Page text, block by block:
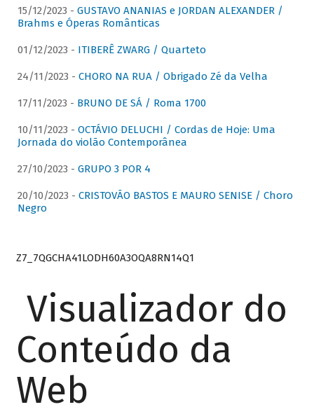
15/12/2023 - GUSTAVO ANANIAS e JORDAN ALEXANDER /
Brahms e Óperas Românticas
01/12/2023 - ITIBERÊ ZWARG / Quarteto
24/11/2023 - CHORO NA RUA / Obrigado Zé da Velha
17/11/2023 - BRUNO DE SÁ / Roma 1700
10/11/2023 - OCTÁVIO DELUCHI / Cordas de Hoje: Uma
Jornada do violão Contemporânea
27/10/2023 - GRUPO 3 POR 4
20/10/2023 - CRISTOVÃO BASTOS E MAURO SENISE / Choro
Negro
Z7_7QGCHA41LODH60A3OQA8RN14Q1
Visualizador do
Conteúdo da
Web